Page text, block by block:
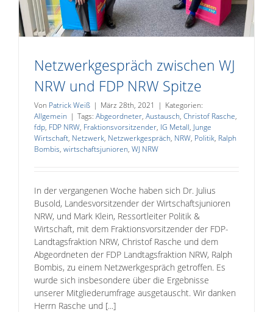
Netzwerkgespräch zwischen WJ
NRW und FDP NRW Spitze
Von Patrick Weiß | März 28th, 2021 | Kategorien:
Allgemein | Tags: Abgeordneter, Austausch, Christof Rasche,
fdp, FDP NRW, Fraktionsvorsitzender, IG Metall, Junge
Wirtschaft, Netzwerk, Netzwerkgespräch, NRW, Politik, Ralph
Bombis, wirtschaftsjunioren, WJ NRW
In der vergangenen Woche haben sich Dr. Julius
Busold, Landesvorsitzender der Wirtschaftsjunioren
NRW, und Mark Klein, Ressortleiter Politik &
Wirtschaft, mit dem Fraktionsvorsitzender der FDP-
Landtagsfraktion NRW, Christof Rasche und dem
Abgeordneten der FDP Landtagsfraktion NRW, Ralph
Bombis, zu einem Netzwerkgespräch getroffen. Es
wurde sich insbesondere über die Ergebnisse
unserer Mitgliederumfrage ausgetauscht. Wir danken
Herrn Rasche und [...]